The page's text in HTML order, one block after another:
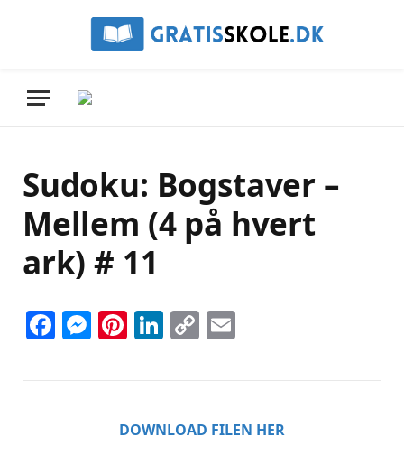
Sudoku: Bogstaver –
Mellem (4 på hvert
ark) # 11
Facebook
Messenger
Pinterest
LinkedIn
Copy
DOWNLOAD FILEN HER